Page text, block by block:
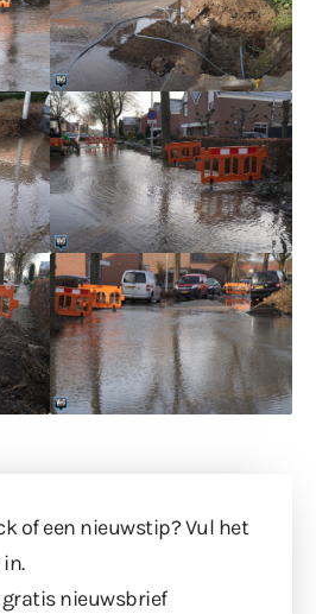
of een nieuwstip? Vul het
in.
nieuwsbrief